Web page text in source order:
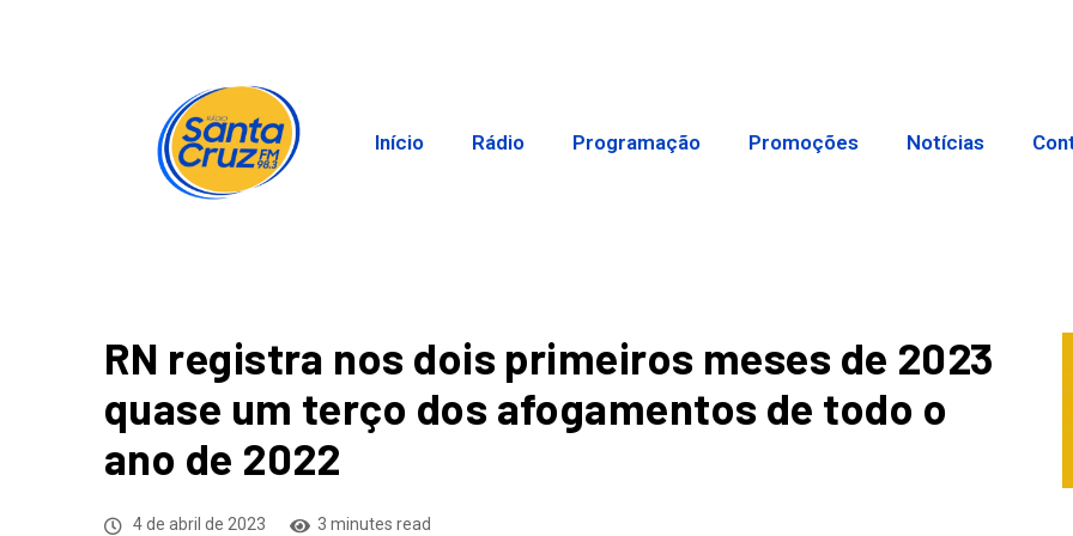
Início Rádio Programação Promoções Notícias
RN registra nos dois primeiros meses de 2023
quase um terço dos afogamentos de todo o
ano de 2022
4 de abril de 2023 3 minutes read